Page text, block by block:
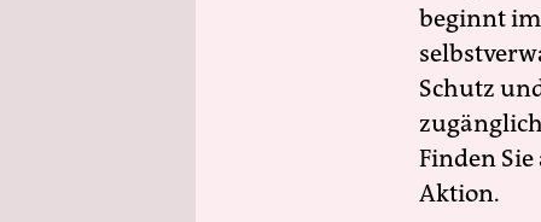
beginnt
Schutz
Finden
Aktion.